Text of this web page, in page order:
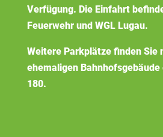
Verfügung. Die Einfahrt
Feuerwehr und WGL Lugau.
Weitere Parkplätze finden Sie
ehemaligen
180.